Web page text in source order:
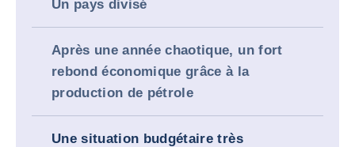
Un pays divisé
Après une année chaotique, un fort
rebond économique grâce à la
production de pétrole
Une situation budgétaire très